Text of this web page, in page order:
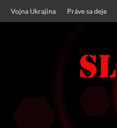
Vojna Ukrajina Práve sa deje